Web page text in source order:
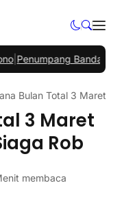
Bandara SAMS
Bulan Total 3 Maret
3 Maret
Rob
membaca